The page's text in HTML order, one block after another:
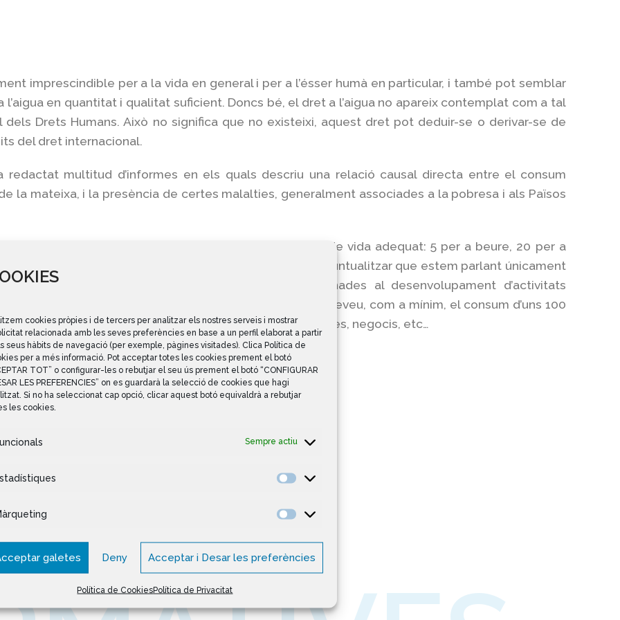
cookies pròpies i de tercers per analitzar els nostres serveis i mostrar
relacionada amb les seves preferències en base a un perfil elaborat a partir
seus hàbits de navegació (per exemple, pàgines visitades). Clica Política de
per a més informació. Pot acceptar totes les cookies prement el botó
TOT” o configurar-les o rebutjar el seu ús prement el botó “CONFIGURAR
LES PREFERENCIES” on es guardarà la selecció de cookies que hagi
Si no ha seleccionat cap opció, clicar aquest botó equivaldrà a rebutjar
les cookies.
Sempre actiu
galetes Deny Acceptar i Desar les preferències
Política de CookiesPolítica de Privacitat
imprescindible per a la vida en general i per a l’ésser humà en particular, i també pot semblar
en quantitat i qualitat suficient. Doncs bé, el dret a l’aigua no apareix contemplat com a tal
Drets Humans. Això no significa que no existeixi, aquest dret pot deduir-se o derivar-se de
del dret internacional.
redactat multitud d’informes en els quals descriu una relació causal directa entre el consum
la mateixa, i la presència de certes malalties, generalment associades a la pobresa i als Països
cinquanta litres d’aigua diaris per a mantenir un nivell de vida adequat: 5 per a beure, 20 per a
i 10 per a la preparació del menjar. És necessari puntualitzar que estem parlant únicament
més bàsiques, no s’inclouen aquí quantitats destinades al desenvolupament d’activitats
necessitats col·lectives. Per a un consum urbà l ́OMS preveu, com a mínim, el consum d’uns 100
i personal cal afegir la despesa en hospitals, escoles, negocis, etc…